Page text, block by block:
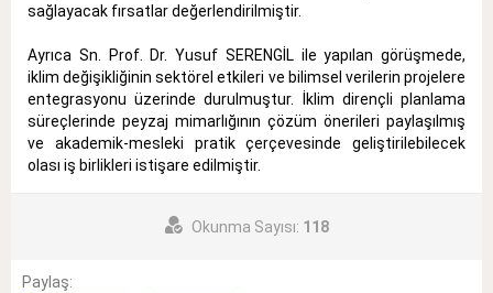
sağlayacak fırsatlar değerlendirilmiştir.
Ayrıca Sn. Prof. Dr. Yusuf SERENGİL ile yapılan görüşmede,
iklim değişikliğinin sektörel etkileri ve bilimsel verilerin projelere
entegrasyonu üzerinde durulmuştur. İklim dirençli planlama
süreçlerinde peyzaj mimarlığının çözüm önerileri paylaşılmış
ve akademik-mesleki pratik çerçevesinde geliştirilebilecek
olası iş birlikleri istişare edilmiştir.
Okunma Sayısı: 118
Paylaş: